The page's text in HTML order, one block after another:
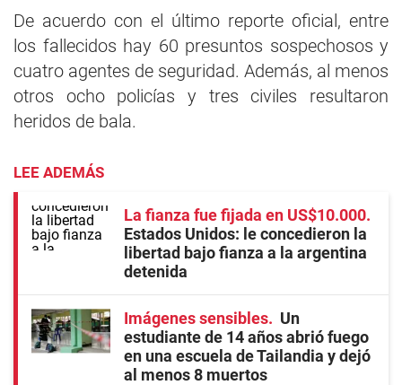
De acuerdo con el último reporte oficial, entre
los fallecidos hay 60 presuntos sospechosos y
cuatro agentes de seguridad. Además, al menos
otros ocho policías y tres civiles resultaron
heridos de bala.
LEE ADEMÁS
La fianza fue fijada en US$10.000
Estados Unidos: le concedieron la
libertad bajo fianza a la argentina
detenida
Imágenes sensibles
Un
estudiante de 14 años abrió fuego
en una escuela de Tailandia y dejó
al menos 8 muertos